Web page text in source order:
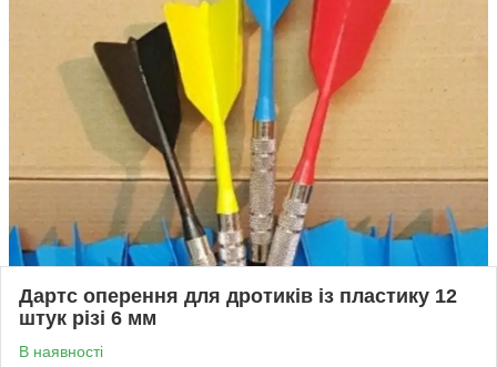
Дартс оперення для дротиків із пластику 12
штук різі 6 мм
В наявності